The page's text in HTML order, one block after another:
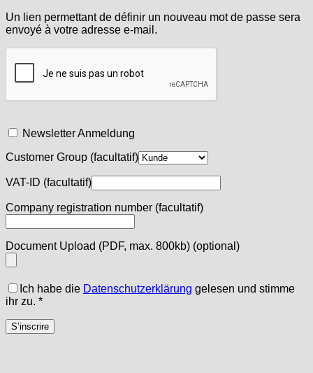
Un lien permettant de définir un nouveau mot de passe sera
envoyé à votre adresse e-mail.
Newsletter Anmeldung
Customer Group (facultatif)
VAT-ID (facultatif)
Company registration number (facultatif)
Document Upload (PDF, max. 800kb) (optional)
Ich habe die Datenschutzerklärung gelesen und stimme
ihr zu. *
S’inscrire